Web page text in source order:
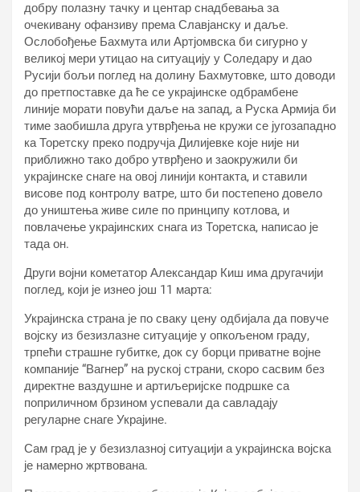
добру полазну тачку и центар снадбевања за
очекивану офанзиву према Славјанску и даље.
Ослобођење Бахмута или Артјомвска би сигурно у
великој мери утицао на ситуацију у Соледару и дао
Русији бољи поглед на долину Бахмутовке, што доводи
до претпоставке да ће се украјинске одбрамбене
линије морати повући даље на запад, а Руска Армија би
тиме заобишла друга утврђења не кружи се југозападно
ка Торетску преко подручја Дилијевке које није ни
приближно тако добро утврђено и заокружили би
украјинске снаге на овој линији контакта, и ставили
висове под контролу ватре, што би постепено довело
до уништења живе силе по принципу котлова, и
повлачење украјинских снага из Торетска, написао је
тада он.
Други војни кометатор Александар Киш има другачији
поглед, који је изнео још 11 марта:
Украјинска страна је по сваку цену одбијала да повуче
војску из безизлазне ситуације у опкољеном граду,
трпећи страшне губитке, док су борци приватне војне
компаније “Вагнер” на руској страни, скоро сасвим без
директне ваздушне и артиљеријске подршке са
поприличном брзином успевали да савладају
регуларне снаге Украјине.
Сам град је у безизлазној ситуацији а украјинска војска
је намерно жртвована.